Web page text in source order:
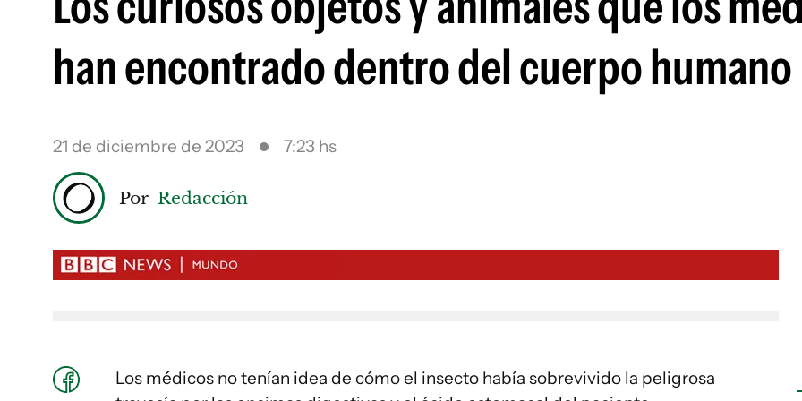
han encontrado dentro del cuerpo humano
21 de diciembre de 2023 7:23 hs
Por Redacción
Los médicos no tenían idea de cómo el insecto había sobrevivido la peligrosa